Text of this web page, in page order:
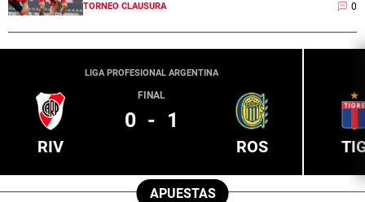
TORNEO CLAUSURA 0
LIGA PROFESIONAL ARGENTINA
RIV
FINAL
0 - 1
ROS
APUESTAS